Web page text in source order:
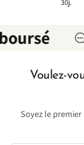
30j.
Voulez-
Soyez le